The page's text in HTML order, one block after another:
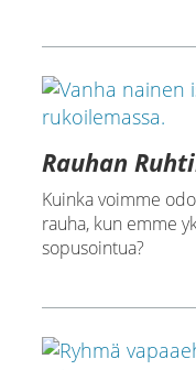
Rauhan
Kuinka voimme
rauha, kun emme
sopusointua?